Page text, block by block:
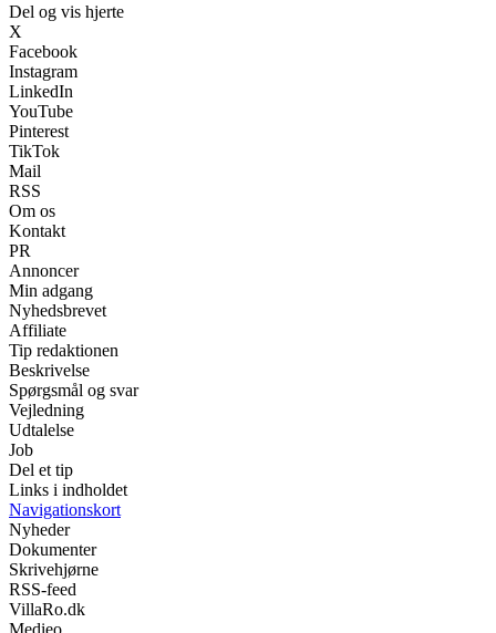
Del og vis hjerte
X
Facebook
Instagram
LinkedIn
YouTube
Pinterest
TikTok
Mail
RSS
Om os
Kontakt
PR
Annoncer
Min adgang
Nyhedsbrevet
Affiliate
Tip redaktionen
Beskrivelse
Spørgsmål og svar
Vejledning
Udtalelse
Job
Del et tip
Links i indholdet
Navigationskort
Nyheder
Dokumenter
Skrivehjørne
RSS-feed
VillaRo.dk
Medieo